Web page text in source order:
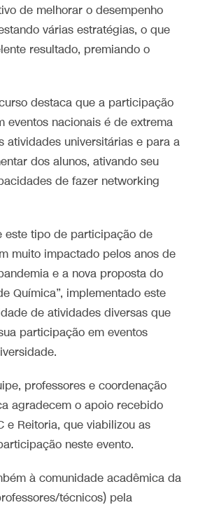
de melhorar o desempenho
várias estratégias, o que
resultado, premiando o
destaca que a participação
eventos nacionais é de extrema
atividades universitárias e para a
dos alunos, ativando seu
de fazer networking
este tipo de participação de
muito impactado pelos anos de
e a nova proposta do
Química”, implementado este
de atividades diversas que
participação em eventos
professores e coordenação
agradecem o apoio recebido
e Reitoria, que viabilizou as
neste evento.
à comunidade acadêmica da
técnicos) pela